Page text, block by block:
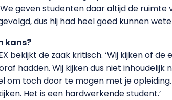
geven studenten daar altijd de
dus hij had heel goed kunnen
kans?
bekijkt de zaak kritisch. ‘Wij kijken of
hadden. Wij kijken dus niet
om toch door te mogen met je
Het is een hardwerkende student.’